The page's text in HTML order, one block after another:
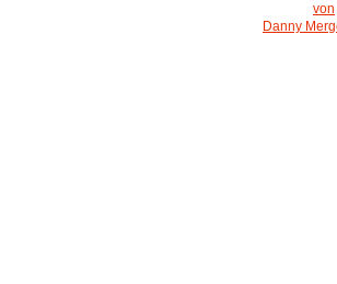
von
Danny